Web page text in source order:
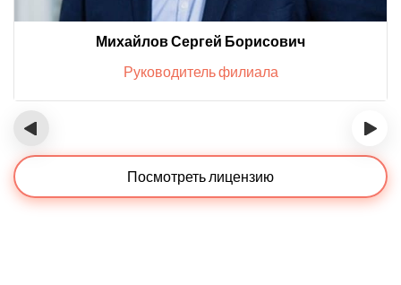
Михайлов Сергей Борисович
Руководитель филиала
‹ ›
Посмотреть лицензию